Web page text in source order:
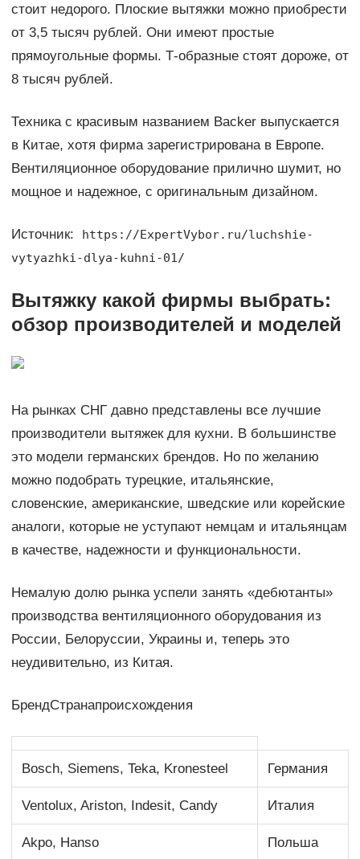
стоит недорого. Плоские вытяжки можно приобрести
от 3,5 тысяч рублей. Они имеют простые
прямоугольные формы. Т-образные стоят дороже, от
8 тысяч рублей.
Техника с красивым названием Backer выпускается
в Китае, хотя фирма зарегистрирована в Европе.
Вентиляционное оборудование прилично шумит, но
мощное и надежное, с оригинальным дизайном.
Источник:
https://ExpertVybor.ru/luchshie-
vytyazhki-dlya-kuhni-01/
Вытяжку какой фирмы выбрать:
обзор производителей и моделей
На рынках СНГ давно представлены все лучшие
производители вытяжек для кухни. В большинстве
это модели германских брендов. Но по желанию
можно подобрать турецкие, итальянские,
словенские, американские, шведские или корейские
аналоги, которые не уступают немцам и итальянцам
в качестве, надежности и функциональности.
Немалую долю рынка успели занять «дебютанты»
производства вентиляционного оборудования из
России, Белоруссии, Украины и, теперь это
неудивительно, из Китая.
БрендСтранапроисхождения
Bosch, Siemens, Teka, Kronesteel Германия
Ventolux, Ariston, Indesit, Candy Италия
Akpo, Hanso Польша